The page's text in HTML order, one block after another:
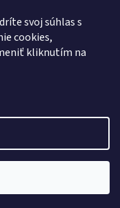
svoj súhlas s
cookies,
kliknutím na
vyhradené.Upraviť